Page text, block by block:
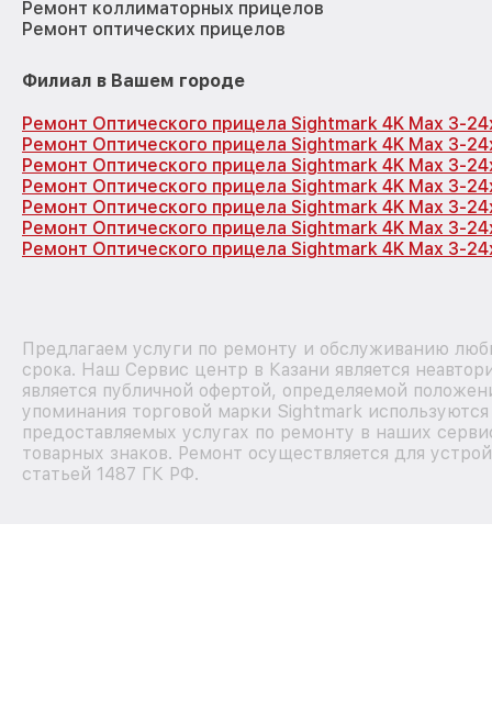
Ремонт коллиматорных прицелов
Ремонт оптических прицелов
Филиал в Вашем городе
Ремонт Оптического прицела Sightmark 4K Max 3-
Ремонт Оптического прицела Sightmark 4K Max 3-
Ремонт Оптического прицела Sightmark 4K Max 3-
Ремонт Оптического прицела Sightmark 4K Max 3-
Ремонт Оптического прицела Sightmark 4K Max 3-
Ремонт Оптического прицела Sightmark 4K Max 3-
Ремонт Оптического прицела Sightmark 4K Max 3-
Предлагаем услуги по ремонту и обслуживанию
срока. Наш Сервис центр в Казани является
является публичной офертой, определяемой
упоминания торговой марки Sightmark
предоставляемых услугах по ремонту в наших
товарных знаков. Ремонт осуществляется для
статьей 1487 ГК РФ.